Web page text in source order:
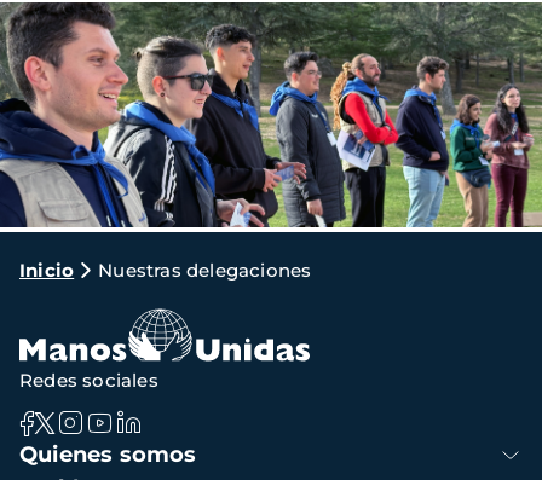
Imagen
Ruta
navegación
Inicio Nuestras delegaciones
Navegación
principal
Quienes somos
Redes sociales